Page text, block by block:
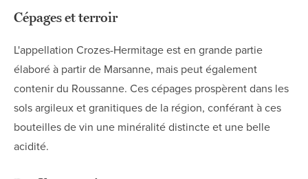
Cépages et terroir
L'appellation Crozes-Hermitage est en grande partie
élaboré à partir de Marsanne, mais peut également
contenir du Roussanne. Ces cépages prospèrent dans les
sols argileux et granitiques de la région, conférant à ces
bouteilles de vin une minéralité distincte et une belle
acidité.